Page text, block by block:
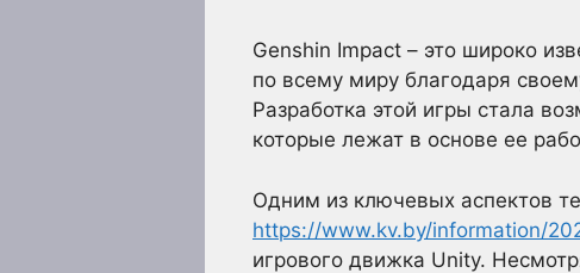
Genshin Impact – это широко
по всему миру благодаря
Разработка этой игры стала
которые лежат в основе ее
Одним из ключевых аспектов
https://www.kv.by/information/
игрового движка Unity.